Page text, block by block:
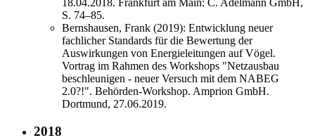
18.04.2018. Frankfurt am Main: C. Adelmann GmbH,
S. 74–85.
Bernshausen, Frank (2019): Entwicklung neuer
fachlicher Standards für die Bewertung der
Auswirkungen von Energieleitungen auf Vögel.
Vortrag im Rahmen des Workshops "Netzausbau
beschleunigen - neuer Versuch mit dem NABEG
2.0?!". Behörden-Workshop. Amprion GmbH.
Dortmund, 27.06.2019.
2018